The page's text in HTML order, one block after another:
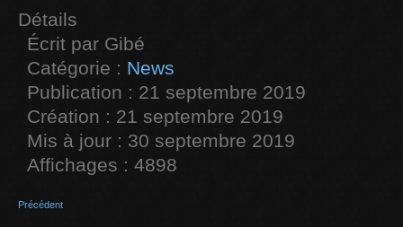
Détails
Écrit par Gibé
Catégorie : News
Publication : 21 septembre 2019
Création : 21 septembre 2019
Mis à jour : 30 septembre 2019
Affichages : 4898
Précédent